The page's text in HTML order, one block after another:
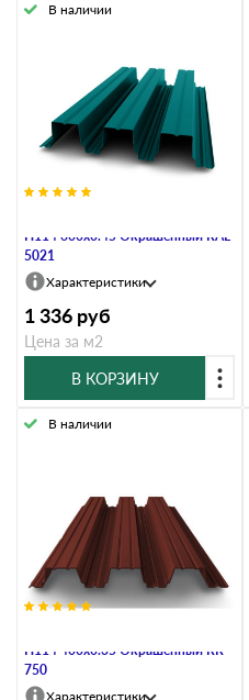
Н114 600х0.45 Окрашенный RAL
5021
В наличии
Характеристики
1 336 руб
Цена за м2
В КОРЗИНУ
Н114 400х0.35 Окрашенный RR
750
В наличии
Характеристики